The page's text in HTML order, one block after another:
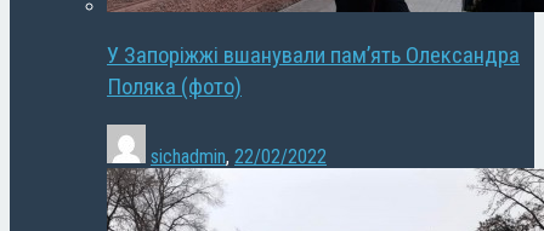
У Запоріжжі вшанували пам’ять Олександра
Поляка (фото)
sichadmin, 22/02/2022